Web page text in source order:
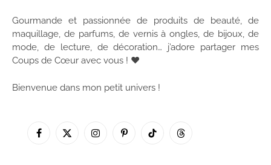
Gourmande et passionnée de produits de beauté, de
maquillage, de parfums, de vernis à ongles, de bijoux, de
mode, de lecture, de décoration… j’adore partager mes
Coups de Cœur avec vous ! ♥
Bienvenue dans mon petit univers !
Facebook
X
InstagramPinterestTikTok Threads